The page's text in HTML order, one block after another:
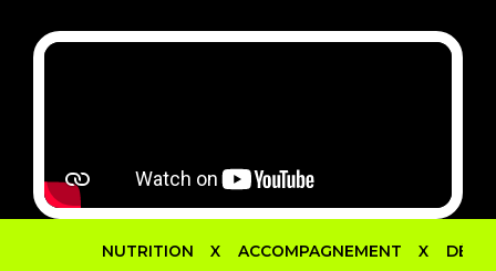
NUTRITION X ACCOMPAGNEMENT X